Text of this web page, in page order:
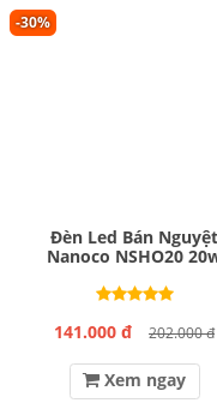
-30%
Đèn Led Bán Nguyệt
Nanoco NSHO20
141.000 đ 202.000 đ
Xem ngay